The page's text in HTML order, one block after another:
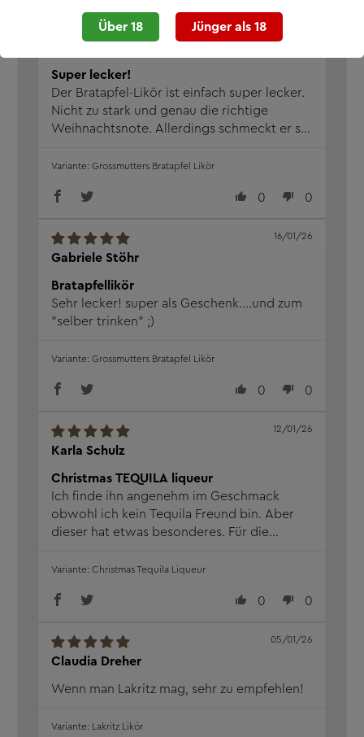
Über 18 Jünger als 18
Super lecker!
Der Bratapfel-Likör ist einfach super lecker.
Nicht zu stark und genau die richtige
Weihnachtsnote. Allerdings schmeckt er so
Weihnachtszeit genießen möchte. Hat im
gefunden, dass ich schnell nachbestellen
0 0
Grossmutters Bratapfel Likör
Gabriele Stöhr
16/01/26
Bratapfellikör
Sehr lecker! super als Geschenk....und zum
"selber trinken" ;)
0 0
Grossmutters Bratapfel Likör
Karla Schulz
12/01/26
Christmas TEQUILA liqueur
Ich finde ihn angenehm im Geschmack
obwohl ich kein Tequila Freund bin. Aber
dieser hat etwas besonderes. Für die
zu genießen. Schnelle Lieferung und gut
0
0
Christmas Tequila Liqueur
Claudia Dreher
05/01/26
Wenn man Lakritz mag, sehr zu empfehlen!
Lakritz Likör